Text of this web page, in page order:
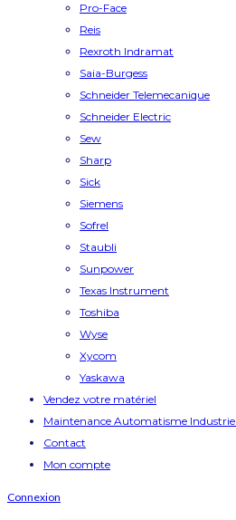
Pro-Face
Reis
Rexroth Indramat
Saia-Burgess
Schneider Telemecanique
Schneider Electric
Sew
Sharp
Sick
Siemens
Sofrel
Staubli
Sunpower
Texas Instrument
Toshiba
Wyse
Xycom
Yaskawa
Vendez votre matériel
Maintenance Automatisme
Contact
Mon compte
Connexion